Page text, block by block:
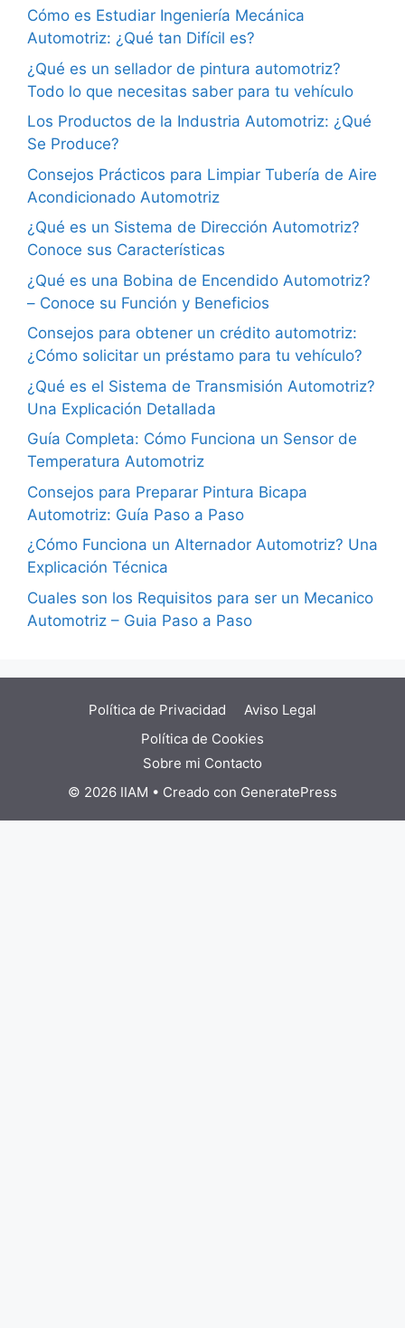
Cómo es Estudiar Ingeniería Mecánica
Automotriz: ¿Qué tan Difícil es?
¿Qué es un sellador de pintura automotriz?
Todo lo que necesitas saber para tu vehículo
Los Productos de la Industria Automotriz: ¿Qué
Se Produce?
Consejos Prácticos para Limpiar Tubería de Aire
Acondicionado Automotriz
¿Qué es un Sistema de Dirección Automotriz?
Conoce sus Características
¿Qué es una Bobina de Encendido Automotriz?
– Conoce su Función y Beneficios
Consejos para obtener un crédito automotriz:
¿Cómo solicitar un préstamo para tu vehículo?
¿Qué es el Sistema de Transmisión Automotriz?
Una Explicación Detallada
Guía Completa: Cómo Funciona un Sensor de
Temperatura Automotriz
Consejos para Preparar Pintura Bicapa
Automotriz: Guía Paso a Paso
¿Cómo Funciona un Alternador Automotriz? Una
Explicación Técnica
Cuales son los Requisitos para ser un Mecanico
Automotriz – Guia Paso a Paso
Política de Privacidad
Aviso Legal
Política de Cookies
Sobre mi Contacto
© 2026 IIAM • Creado con GeneratePress